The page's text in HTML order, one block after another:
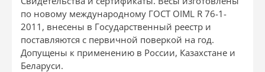
по новому международному ГОСТ OIML R 76-1-
2011, внесены в Государственный реестр и
поставляются с первичной поверкой на год.
Допущены к применению в России, Казахстане и
Беларуси.